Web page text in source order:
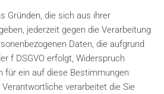
Gründen, die sich aus ihrer
jederzeit gegen die Verarbeitung
Daten, die aufgrund
f DSGVO erfolgt, Widerspruch
für ein auf diese Bestimmungen
verarbeitet die Sie